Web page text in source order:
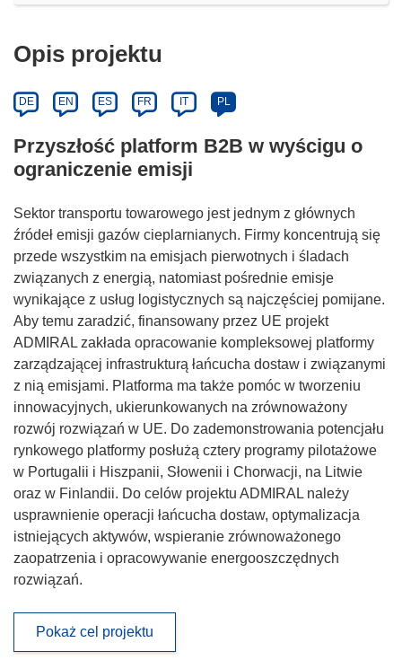
Opis projektu
DE EN ES FR IT PL
Przyszłość platform B2B w wyścigu o
ograniczenie emisji
Sektor transportu towarowego jest jednym z głównych
źródeł emisji gazów cieplarnianych. Firmy koncentrują się
przede wszystkim na emisjach pierwotnych i śladach
związanych z energią, natomiast pośrednie emisje
wynikające z usług logistycznych są najczęściej pomijane.
Aby temu zaradzić, finansowany przez UE projekt
ADMIRAL zakłada opracowanie kompleksowej platformy
zarządzającej infrastrukturą łańcucha dostaw i związanymi
z nią emisjami. Platforma ma także pomóc w tworzeniu
innowacyjnych, ukierunkowanych na zrównoważony
rozwój rozwiązań w UE. Do zademonstrowania potencjału
rynkowego platformy posłużą cztery programy pilotażowe
w Portugalii i Hiszpanii, Słowenii i Chorwacji, na Litwie
oraz w Finlandii. Do celów projektu ADMIRAL należy
usprawnienie operacji łańcucha dostaw, optymalizacja
istniejących aktywów, wspieranie zrównoważonego
zaopatrzenia i opracowywanie energooszczędnych
rozwiązań.
Pokaż cel projektu